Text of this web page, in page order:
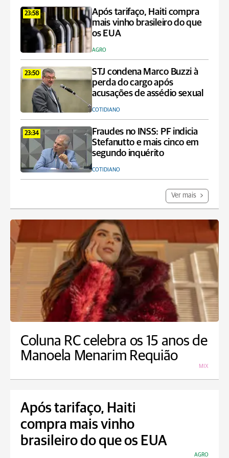
23:58
Após tarifaço, Haiti compra
mais vinho brasileiro do que
os EUA
AGRO
23:50
STJ condena Marco Buzzi à
perda do cargo após
acusações de assédio sexual
COTIDIANO
23:34
Fraudes no INSS: PF indicia
Stefanutto e mais cinco em
segundo inquérito
COTIDIANO
Ver mais
Coluna RC celebra os 15 anos de
Manoela Menarim Requião
MIX
Após tarifaço, Haiti
compra mais vinho
brasileiro do que os EUA
AGRO